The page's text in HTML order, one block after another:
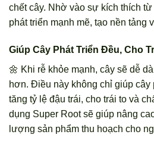
chết cây. Nhờ vào sự kích thích
phát triển mạnh mẽ, tạo nền tảng
Giúp Cây Phát Triển Đều, Cho
🌼 Khi rễ khỏe mạnh, cây sẽ dễ
hơn. Điều này không chỉ giúp cây
tăng tỷ lệ đậu trái, cho trái to và
dụng Super Root sẽ giúp nâng
lượng sản phẩm thu hoạch cho